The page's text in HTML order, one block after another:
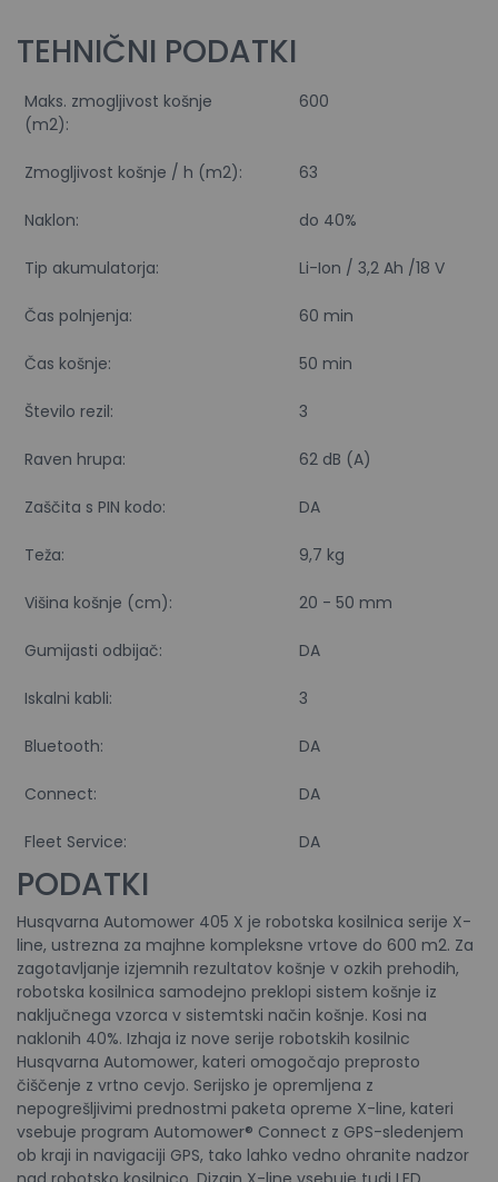
TEHNIČNI PODATKI
Maks. zmogljivost košnje
(m2):
600
Zmogljivost košnje / h (m2): 63
Naklon: do 40%
Tip akumulatorja: Li-Ion / 3,2 Ah /18 V
Čas polnjenja: 60 min
Čas košnje: 50 min
Število rezil: 3
Raven hrupa: 62 dB (A)
Zaščita s PIN kodo: DA
Teža: 9,7 kg
Višina košnje (cm): 20 - 50 mm
Gumijasti odbijač: DA
Iskalni kabli: 3
Bluetooth: DA
Connect: DA
Fleet Service: DA
PODATKI
Husqvarna Automower 405 X je robotska kosilnica serije X-
line, ustrezna za majhne kompleksne vrtove do 600 m2. Za
zagotavljanje izjemnih rezultatov košnje v ozkih prehodih,
robotska kosilnica samodejno preklopi sistem košnje iz
naključnega vzorca v sistemtski način košnje. Kosi na
naklonih 40%. Izhaja iz nove serije robotskih kosilnic
Husqvarna Automower, kateri omogočajo preprosto
čiščenje z vrtno cevjo. Serijsko je opremljena z
nepogrešljivimi prednostmi paketa opreme X-line, kateri
vsebuje program Automower® Connect z GPS-sledenjem
ob kraji in navigaciji GPS, tako lahko vedno ohranite nadzor